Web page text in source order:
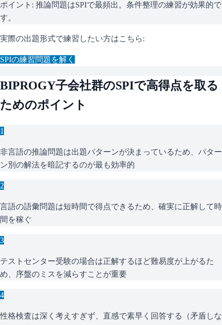
ポイント: 推論問題はSPIで最頻出。条件整理の練習が効果的で
す。
実際の出題形式で練習したい方はこちら:
SPIの練習問題を解く
BIPROGY子会社群のSPIで高得点を取る
ためのポイント
1
非言語の推論問題は出題パターンが決まっているため、パター
ン別の解法を暗記するのが最も効率的
2
言語の語彙問題は短時間で得点できるため、確実に正解して時
間を稼ぐ
3
テストセンター受験の場合は正解するほど難易度が上がるた
め、序盤のミスを減らすことが重要
4
性格検査は深く考えすぎず、直感で素早く回答する（矛盾しな